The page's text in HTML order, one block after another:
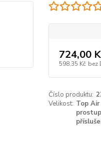
724,00
598,35 Kč bez
Číslo produktu:
Velikost: Top